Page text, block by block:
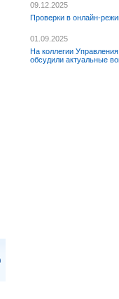
09.12.2025
Проверки в онлайн-
01.09.2025
На коллегии
обсудили актуальные